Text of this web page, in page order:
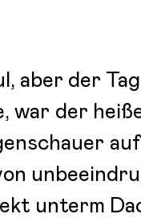
aber der
war der
unterm